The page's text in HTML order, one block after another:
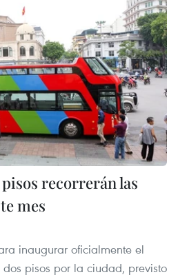
recorrerán las
mes
inaugurar oficialmente el
pisos por la ciudad, previsto